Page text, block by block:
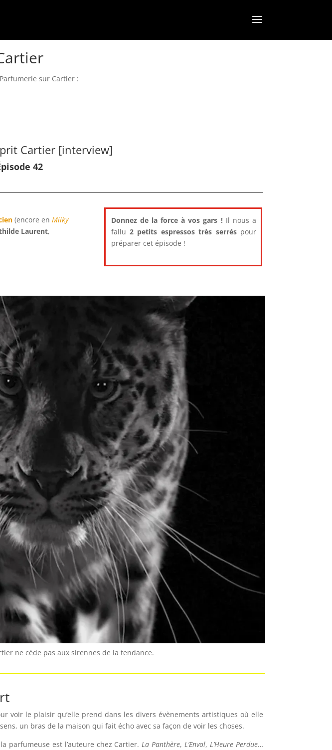
sur Cartier :
Cartier [interview]
42
(encore en Milky
Laurent,
Donnez de la force à vos gars !Il nous a
fallu 2 petits espressos très serrés pour
préparer cet épisode !
ne cède pas aux sirennes de la tendance.
voir le plaisir qu’elle prend dans les divers évènements artistiques où elle
un bras de la maison qui fait écho avec sa façon de voir les choses.
parfumeuse est l’auteure chez Cartier. La Panthère, L’Envol, L’Heure Perdue…